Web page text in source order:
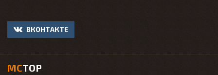
ВКОНТАКТЕ
MCTOP